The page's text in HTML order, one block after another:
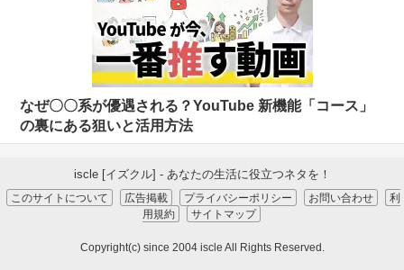
なぜ〇〇系が優遇される？YouTube 新機能「コース」
の裏にある狙いと活用方法
iscle [イズクル] - あなたの生活に役立つネタを！
このサイトについて 広告掲載 プライバシーポリシー お問い合わせ
利
用規約
サイトマップ
Copyright(c) since 2004 iscle All Rights Reserved.